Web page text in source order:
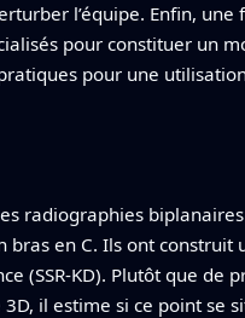
l’équipe. Enfin, une
pour constituer un
pour une
radiographies
en C. Ils ont construit
(SSR-KD). Plutôt que de
il estime si ce point se